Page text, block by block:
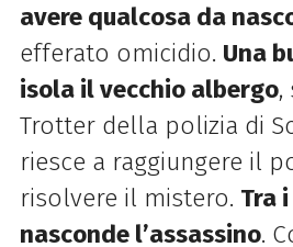
avere qualcosa da
efferato omicidio. Una
isola il vecchio albergo,
Trotter della polizia di
riesce a raggiungere il
risolvere il mistero. Tra
nasconde l’assassino.